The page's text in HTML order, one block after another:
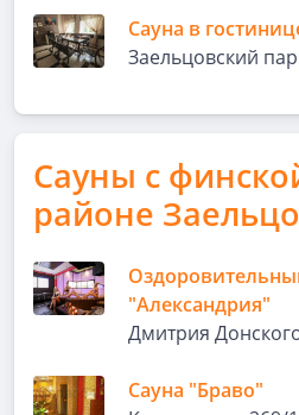
Сауна в
Заельцовский
Сауны с
районе
"Александрия"
Дмитрия
Сауна "Браво"